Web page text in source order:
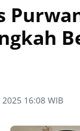
16:08 WIB